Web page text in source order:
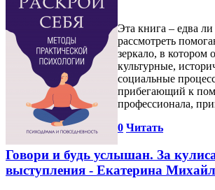
Эта книга – едва
рассмотреть
зеркало, в котором
культурные,
социальные
прибегающий к
профессионала,
0 Читать
Говори и будь услышан. За
выступления - Екатерина